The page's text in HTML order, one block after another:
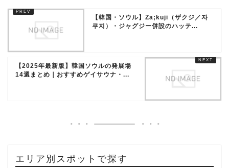
【韓国・ソウル】Za;kuji（ザクジ／자
쿠지）・ジャグジー併設のハッテ...
【2025年最新版】韓国ソウルの発展場
14選まとめ｜おすすめゲイサウナ・...
エリア別スポットで探す